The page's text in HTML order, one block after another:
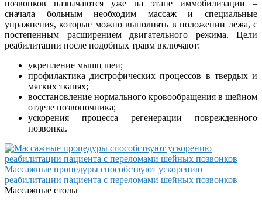
позвонков назначаются уже на этапе иммобилизации –
сначала больным необходим массаж и специальные
упражнения, которые можно выполнять в положении лежа, с
постепенным расширением двигательного режима. Цели
реабилитации после подобных травм включают:
укрепление мышц шеи;
профилактика дистрофических процессов в твердых и
мягких тканях;
восстановление нормального кровообращения в шейном
отделе позвоночника;
ускорения процесса регенерации поврежденного
позвонка.
Массажные процедуры способствуют ускорению
реабилитации пациента с переломами шейных позвонков
Массажные столы